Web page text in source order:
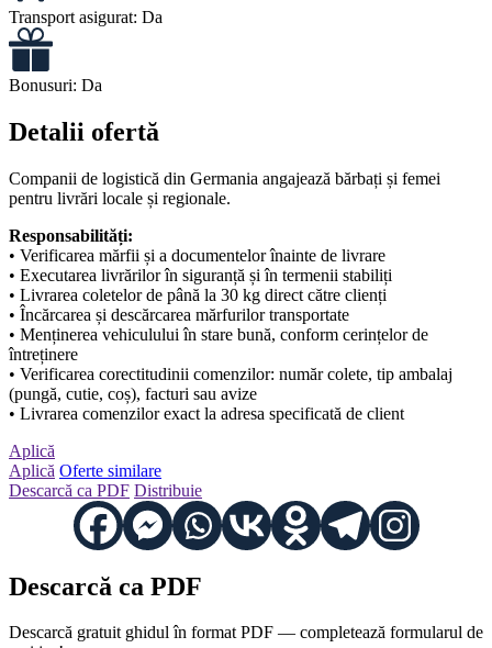
Transport asigurat: Da
Bonusuri: Da
Detalii ofertă
Companii de logistică din Germania angajează bărbați și femei
pentru livrări locale și regionale.
Responsabilități:
• Verificarea mărfii și a documentelor înainte de livrare
• Executarea livrărilor în siguranță și în termenii stabiliți
• Livrarea coletelor de până la 30 kg direct către clienți
• Încărcarea și descărcarea mărfurilor transportate
• Menținerea vehiculului în stare bună, conform cerințelor de
întreținere
• Verificarea corectitudinii comenzilor: număr colete, tip ambalaj
(pungă, cutie, coș), facturi sau avize
• Livrarea comenzilor exact la adresa specificată de client
Aplică
Aplică Oferte similare
Descarcă ca PDF Distribuie
Descarcă ca PDF
Descarcă gratuit ghidul în format PDF — completează formularul de